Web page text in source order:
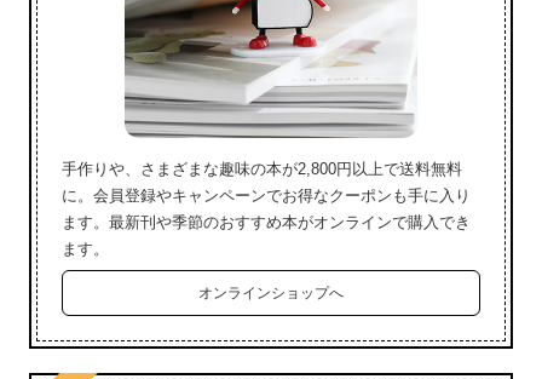
手作りや、さまざまな趣味の本が2,800円以上で送料無料
に。会員登録やキャンペーンでお得なクーポンも手に入り
ます。最新刊や季節のおすすめ本がオンラインで購入でき
ます。
オンラインショップへ